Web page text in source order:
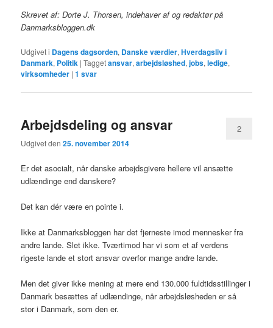
Skrevet af: Dorte J. Thorsen, indehaver af og redaktør på
Danmarksbloggen.dk
Udgivet i Dagens dagsorden, Danske værdier,Hverdagsliv i
Danmark, Politik |Taggetansvar,arbejdsløshed,jobs,ledige,
virksomheder |1 svar
Arbejdsdeling og ansvar
Udgivet den25. november 2014
2
Er det asocialt, når danske arbejdsgivere hellere vil ansætte
udlændinge end danskere?
Det kan dér være en pointe i.
Ikke at Danmarksbloggen har det fjerneste imod mennesker fra
andre lande. Slet ikke. Tværtimod har vi som et af verdens
rigeste lande et stort ansvar overfor mange andre lande.
Men det giver ikke mening at mere end 130.000 fuldtidsstillinger i
Danmark besættes af udlændinge, når arbejdsløsheden er så
stor i Danmark, som den er.